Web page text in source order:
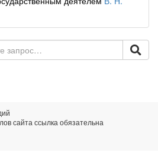
сайта ссылка обязательна